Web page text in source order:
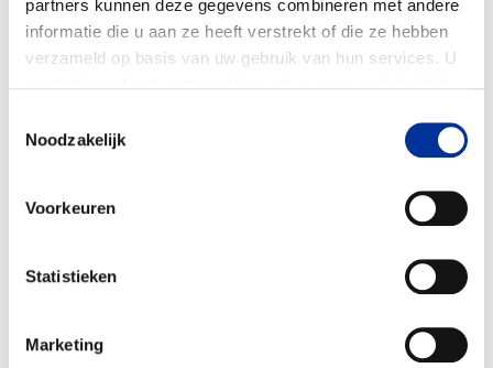
partners kunnen deze gegevens combineren met andere
informatie die u aan ze heeft verstrekt of die ze hebben
verzameld op basis van uw gebruik van hun services. U
Noodzakelijk
Voorkeuren
Statistieken
Marketing
Doelbesteding (2025)
€ 18.065.100